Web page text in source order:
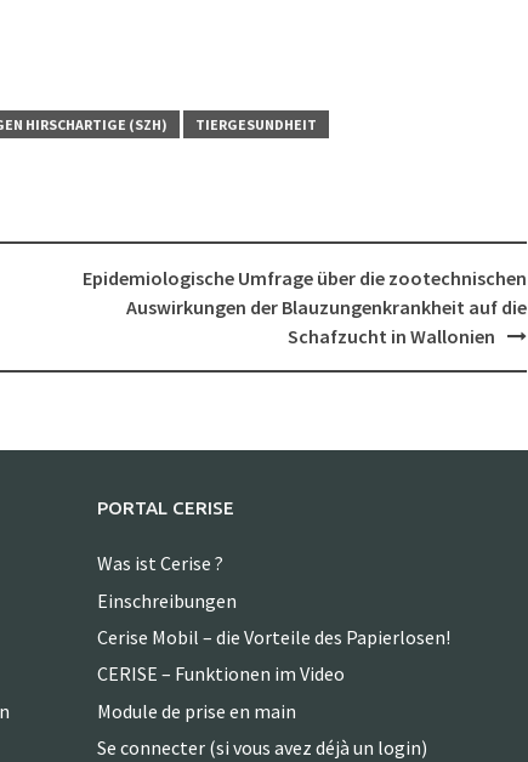
HIRSCHARTIGE (SZH) TIERGESUNDHEIT
Epidemiologische Umfrage über die zootechnischen
Auswirkungen der Blauzungenkrankheit auf die
Schafzucht in Wallonien
PORTAL CERISE
Was ist Cerise ?
Einschreibungen
Cerise Mobil – die Vorteile des Papierlosen!
CERISE – Funktionen im Video
Module de prise en main
Se connecter (si vous avez déjà un login)